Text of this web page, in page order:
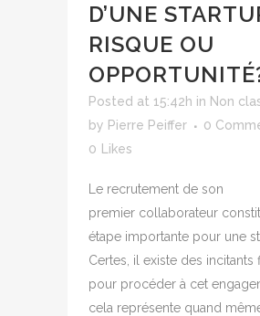
D’UNE
RISQUE OU
Posted at 15:42h in Non
by Pierre Peiffer
0
0
Likes
Le recrutement de son
premier collaborateur
étape importante pour une
Certes, il existe des incitants
pour procéder à cet
cela représente quand